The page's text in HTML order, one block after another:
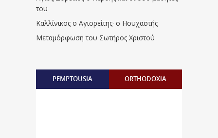
του
Καλλίνικος ο Αγιορείτης · ο Ησυχαστής
Μεταμόρφωση του Σωτήρος Χριστού
PEMPTOUSIA ORTHODOXIA